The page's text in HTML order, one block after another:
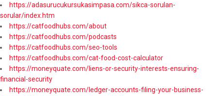
https://adasurucukursukasimpasa.com/sikca-sorulan-
sorular/index.htm
https://catfoodhubs.com/about
https://catfoodhubs.com/podcasts
https://catfoodhubs.com/seo-tools
https://catfoodhubs.com/cat-food-cost-calculator
https://moneyquate.com/liens-or-security-interests-ensuring-
financial-security
https://moneyquate.com/ledger-accounts-filing-your-business-